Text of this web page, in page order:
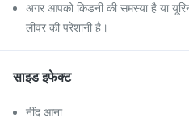
अगर आपको किडनी की समस्या है या
लीवर की परेशानी है।
साइड इफेक्ट
नींद आना